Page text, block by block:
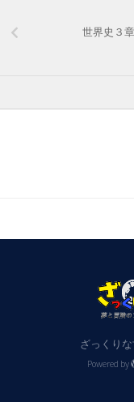
世界史３
ざっくりな
Powered by